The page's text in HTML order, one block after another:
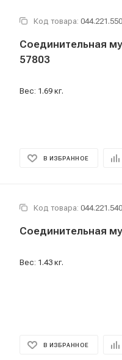
Код товара: 044.221.550
Соединительная
57803
Вес: 1.69 кг.
В ИЗБРАННОЕ
Код товара: 044.221.540
Соединительная
Вес: 1.43 кг.
В ИЗБРАННОЕ